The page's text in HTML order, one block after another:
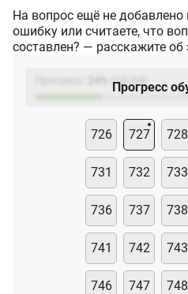
На вопрос ещё не
ошибку или считаете, что
составлен? — расскажите об
(23
Прогресс
726 727 728
731 732 733
736 737 738
741 742 743
746 747 748